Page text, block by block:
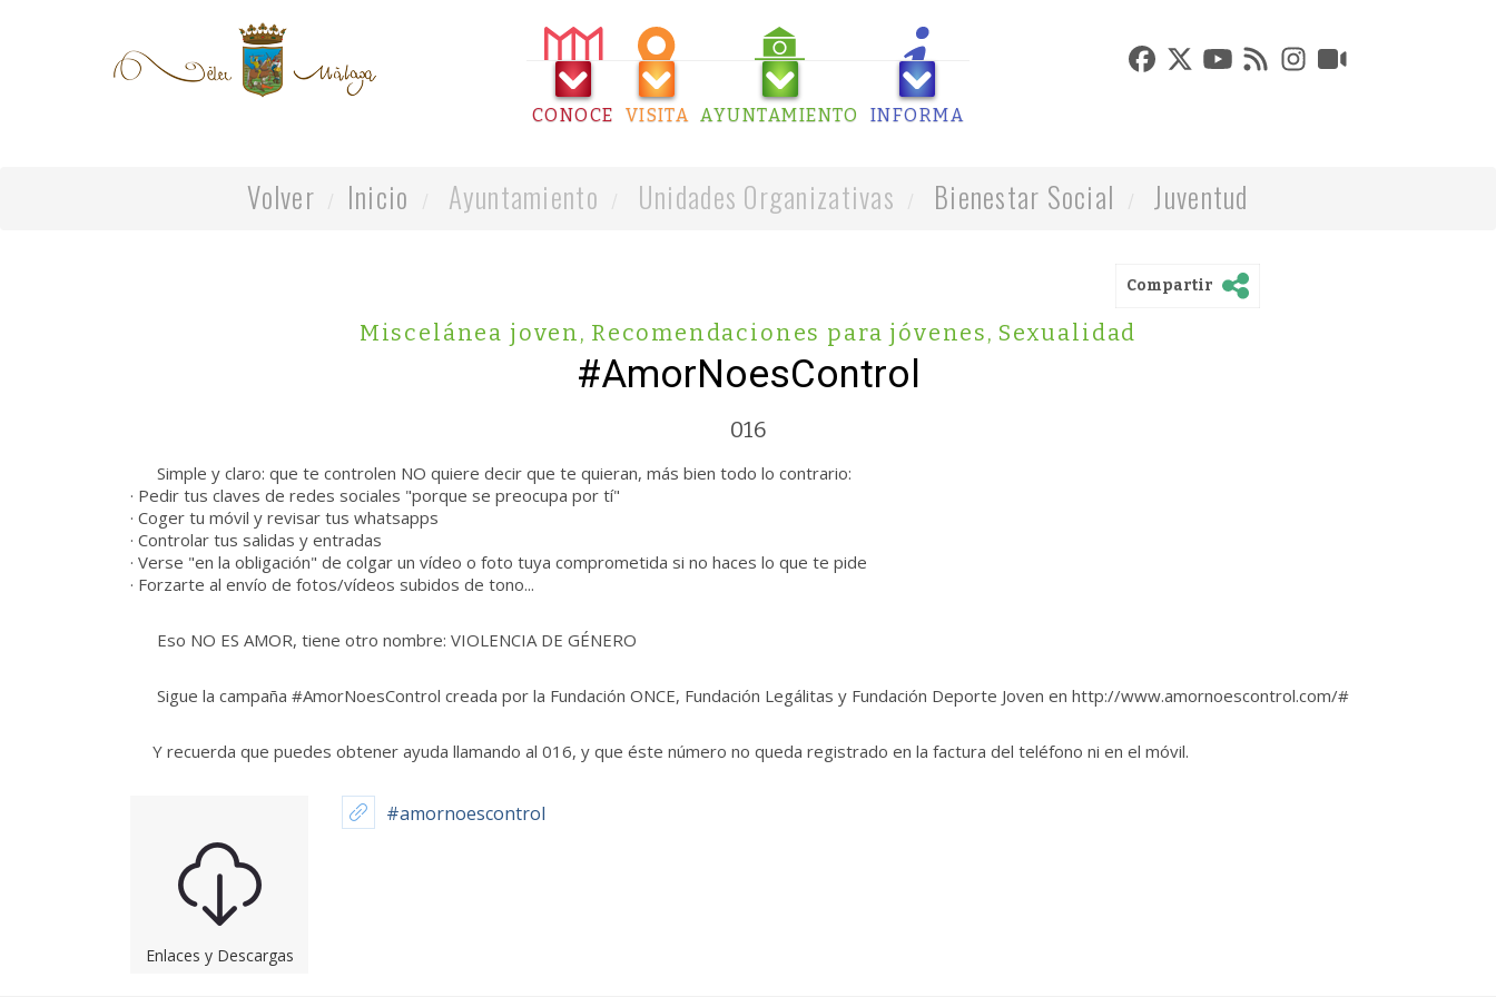
CONOCE VISITA AYUNTAMIENTO INFORMA
Volver Inicio Ayuntamiento Unidades Organizativas Bienestar Social Juventud
Compartir
Miscelánea joven, Recomendaciones para jóvenes, Sexualidad
#AmorNoesControl
016
Simple y claro: que te controlen NO quiere decir que te quieran, más bien todo lo contrario:
· Pedir tus claves de redes sociales "porque se preocupa por tí"
· Coger tu móvil y revisar tus whatsapps
· Controlar tus salidas y entradas
· Verse "en la obligación" de colgar un vídeo o foto tuya comprometida si no haces lo que te pide
· Forzarte al envío de fotos/vídeos subidos de tono...
Eso NO ES AMOR, tiene otro nombre: VIOLENCIA DE GÉNERO
Sigue la campaña #AmorNoesControl creada por la Fundación ONCE, Fundación Legálitas y Fundación Deporte Joven en http://www.amornoescontrol.com/#
Y recuerda que puedes obtener ayuda llamando al 016, y que éste número no queda registrado en la factura del teléfono ni en el móvil.
Enlaces y Descargas
#amornoescontrol